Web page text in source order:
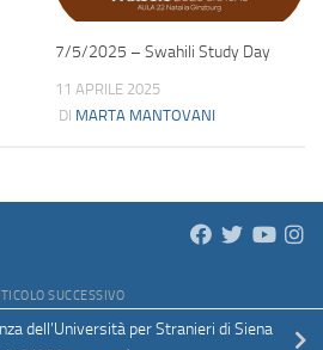
7/5/2025 – Swahili Study Day
11 APRILE 2025
DI MARTA MANTOVANI
SUCCESSIVO
dell’Università per Stranieri di Siena